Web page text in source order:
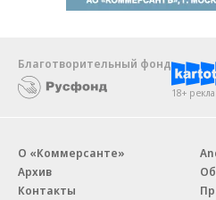
Благотворительный фонд
18+
О «Коммерсанте»
Архив
Контакты